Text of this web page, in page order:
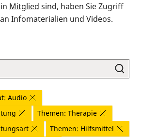
Mitglied sind, haben Sie Zugriff
Infomaterialien und Videos.
Audio
Themen: Therapie
Themen: Hilfsmittel